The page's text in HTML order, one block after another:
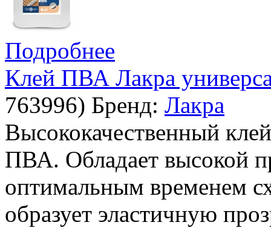
Подробнее
Клей ПВА Лакра
763996) Бренд: Лакра
Высококачественный
ПВА. Обладает высокой
оптимальным временем
образует эластичную